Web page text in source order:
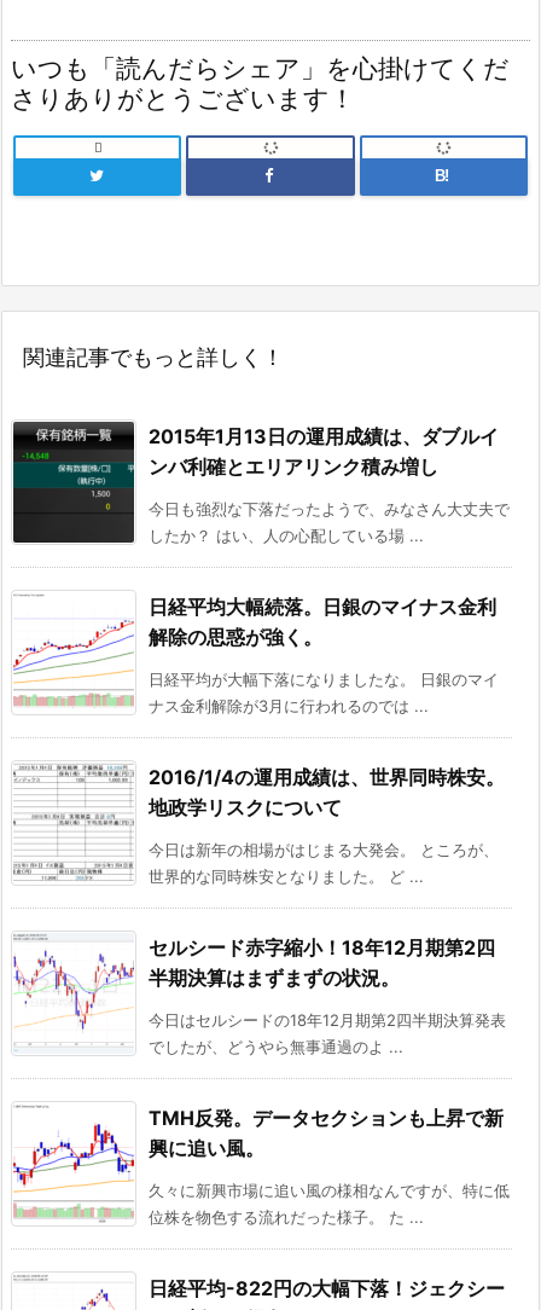
いつも「読んだらシェア」を心掛けてくだ
さりありがとうございます！

B!
関連記事でもっと詳しく！
2015年1月13日の運用成績は、ダブルイ
ンバ利確とエリアリンク積み増し
今日も強烈な下落だったようで、みなさん大丈夫で
したか？ はい、人の心配している場 ...
日経平均大幅続落。日銀のマイナス金利
解除の思惑が強く。
日経平均が大幅下落になりましたな。 日銀のマイ
ナス金利解除が3月に行われるのでは ...
2016/1/4の運用成績は、世界同時株安。
地政学リスクについて
今日は新年の相場がはじまる大発会。 ところが、
世界的な同時株安となりました。 ど ...
セルシード赤字縮小！18年12月期第2四
半期決算はまずまずの状況。
今日はセルシードの18年12月期第2四半期決算発表
でしたが、どうやら無事通過のよ ...
TMH反発。データセクションも上昇で新
興に追い風。
久々に新興市場に追い風の様相なんですが、特に低
位株を物色する流れだった様子。 た ...
日経平均-822円の大幅下落！ジェクシー